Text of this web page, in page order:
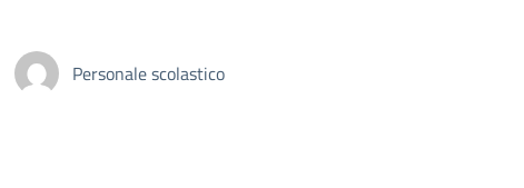
Personale scolastico